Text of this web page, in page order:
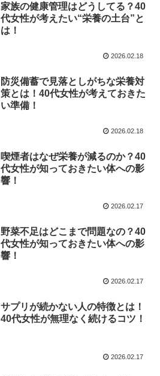
家族の健康管理はどうしてる？40
代女性が考えたい“栄養の土台”と
は！
2026.02.18
防災備蓄で見落としがちな栄養対
策とは！40代女性が考えておきた
い準備！
2026.02.18
喫煙者はなぜ栄養が減るのか？40
代女性が知っておきたい体への影
響！
2026.02.17
野菜不足はどこまで問題なの？40
代女性が知っておきたい体への影
響！
2026.02.17
サプリが続かない人の特徴とは！
40代女性が無理なく続けるコツ！
2026.02.17